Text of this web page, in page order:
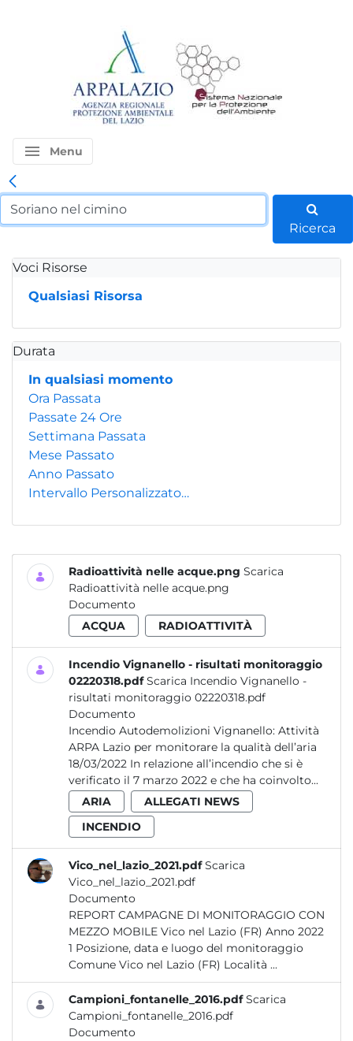
menu Menu
Ricerca
Voci Risorse
Qualsiasi Risorsa
Durata
In qualsiasi momento
Ora Passata
Passate 24 Ore
Settimana Passata
Mese Passato
Anno Passato
Intervallo Personalizzato…
Radioattività nelle acque.png Scarica
Radioattività nelle acque.png
Documento
ACQUA
RADIOATTIVITÀ
Incendio Vignanello - risultati monitoraggio
02220318.pdf Scarica Incendio Vignanello -
risultati monitoraggio 02220318.pdf
Documento
Incendio Autodemolizioni Vignanello: Attività
ARPA Lazio per monitorare la qualità dell’aria
18/03/2022 In relazione all’incendio che si è
verificato il 7 marzo 2022 e che ha coinvolto...
ARIA
ALLEGATI NEWS
INCENDIO
Vico_nel_lazio_2021.pdf Scarica
Vico_nel_lazio_2021.pdf
Documento
REPORT CAMPAGNE DI MONITORAGGIO CON
MEZZO MOBILE Vico nel Lazio (FR) Anno 2022
1 Posizione, data e luogo del monitoraggio
Comune Vico nel Lazio (FR) Località ...
Campioni_fontanelle_2016.pdf Scarica
Campioni_fontanelle_2016.pdf
Documento